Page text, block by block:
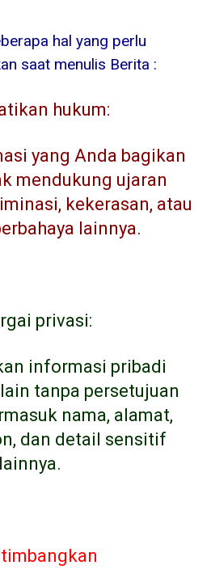
hal yang perlu
saat menulis Berita :
hukum:
yang Anda bagikan
mendukung ujaran
kekerasan, atau
lainnya.
privasi:
informasi pribadi
tanpa persetujuan
nama, alamat,
dan detail sensitif
lainnya.